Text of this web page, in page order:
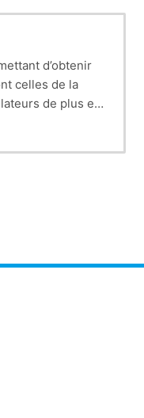
d’obtenir
celles de la
de plus en